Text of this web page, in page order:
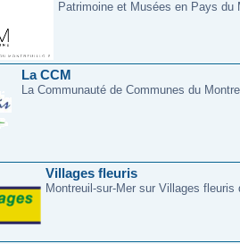
Patrimoine et Musées en Pays du
La CCM
La Communauté de Communes du
Villages fleuris
Montreuil-sur-Mer sur Villages fleuris